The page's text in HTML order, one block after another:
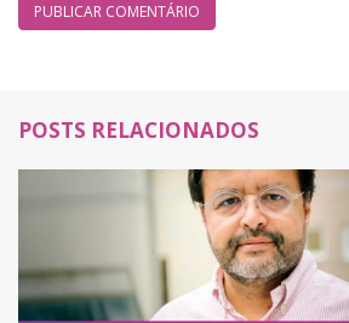
POSTS RELACIONADOS